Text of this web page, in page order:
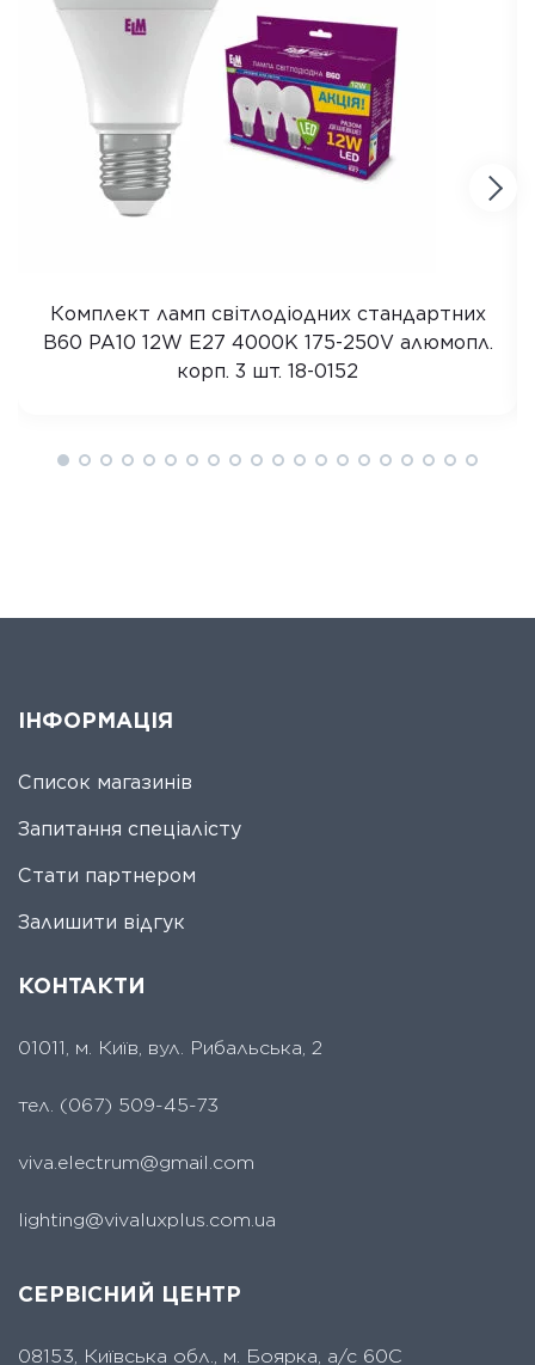
Комплект ламп світлодіодних стандартних
B60 PA10 12W E27 4000K 175-250V алюмопл.
корп. 3 шт. 18-0152
ІНФОРМАЦІЯ
Список магазинів
Запитання спеціалісту
Стати партнером
Залишити відгук
КОНТАКТИ
01011, м. Київ, вул. Рибальська, 2
тел. (067) 509-45-73
viva.electrum@gmail.com
lighting@vivaluxplus.com.ua
СЕРВІСНИЙ ЦЕНТР
08153, Київська обл., м. Боярка, а/с 60С